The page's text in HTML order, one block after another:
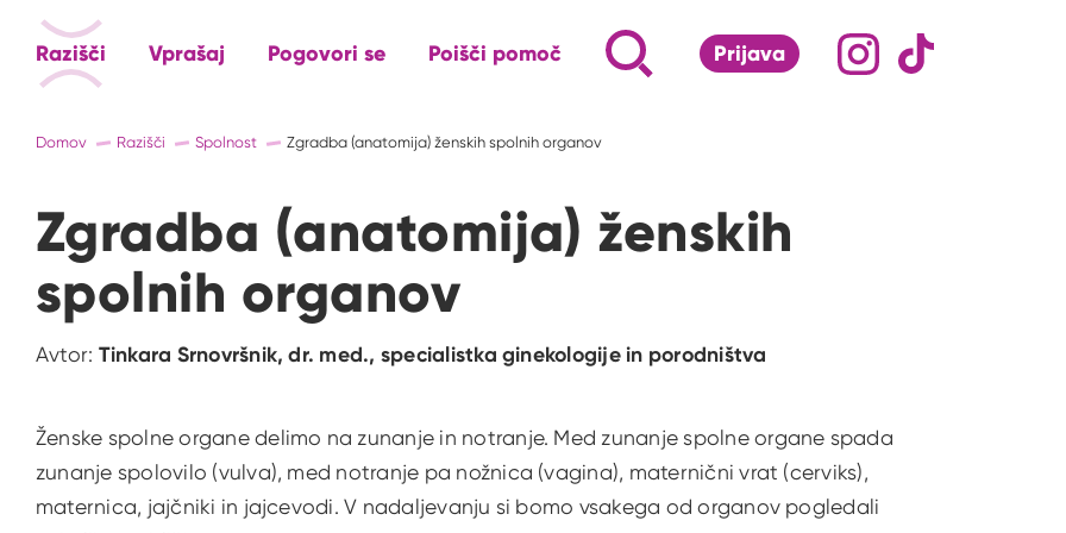
Razišči Vprašaj Pogovori se Poišči pomoč
Iskalnik za iskanje po strani
Napiši, kaj te zanima ...
S klikom na lupo odpri iskalnik
Prijava
Družabna omrežja
Domov Razišči Spolnost Zgradba (anatomija) ženskih spolnih organov
Zgradba (anatomija) ženskih
spolnih organov
Avtor: Tinkara Srnovršnik, dr. med., specialistka ginekologije in porodništva
Ženske spolne organe delimo na zunanje in notranje. Med zunanje spolne organe spada
zunanje spolovilo (vulva), med notranje pa nožnica (vagina), maternični vrat (cerviks),
maternica, jajčniki in jajcevodi. V nadaljevanju si bomo vsakega od organov pogledali